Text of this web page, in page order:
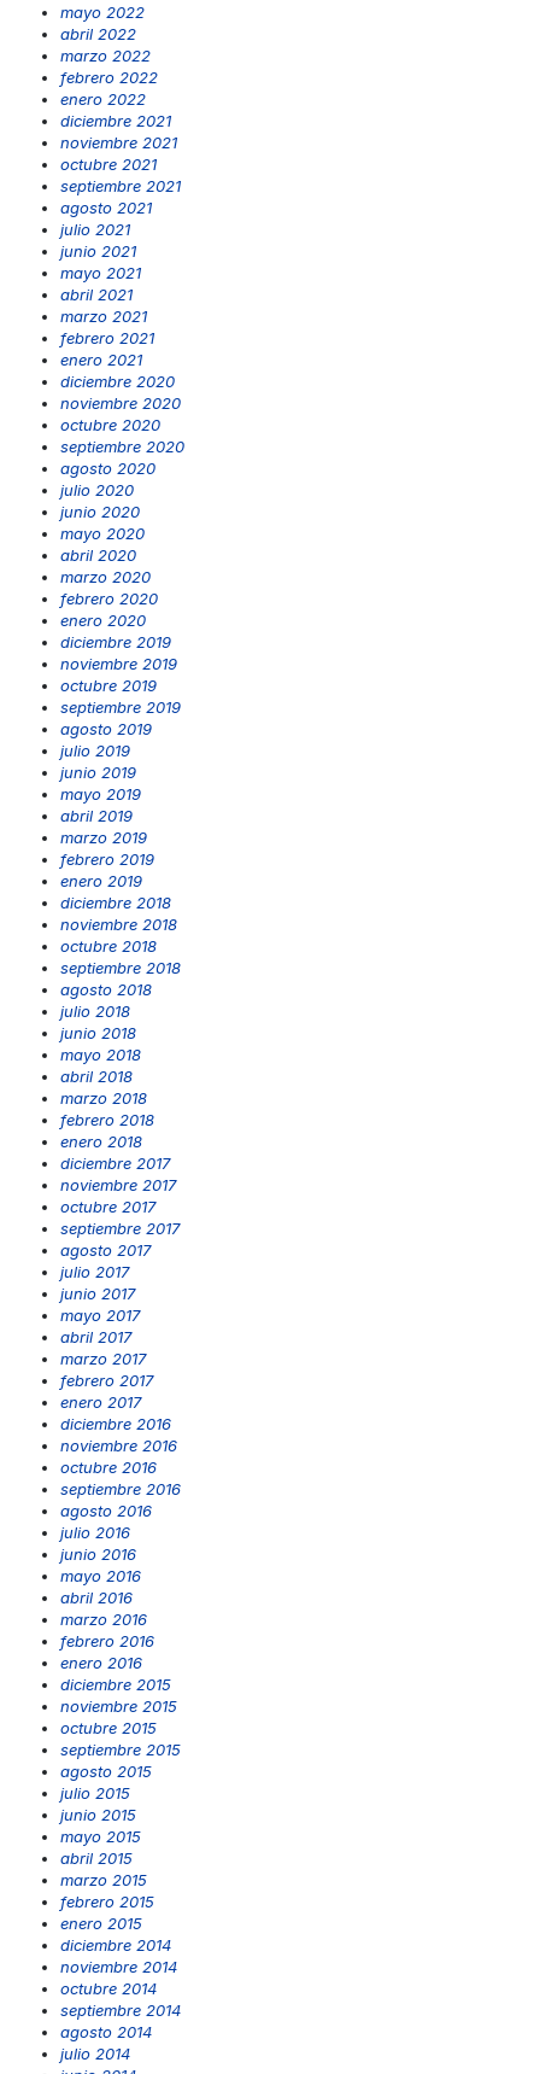
mayo 2022
abril 2022
marzo 2022
febrero 2022
enero 2022
diciembre 2021
noviembre 2021
octubre 2021
septiembre 2021
agosto 2021
julio 2021
junio 2021
mayo 2021
abril 2021
marzo 2021
febrero 2021
enero 2021
diciembre 2020
noviembre 2020
octubre 2020
septiembre 2020
agosto 2020
julio 2020
junio 2020
mayo 2020
abril 2020
marzo 2020
febrero 2020
enero 2020
diciembre 2019
noviembre 2019
octubre 2019
septiembre 2019
agosto 2019
julio 2019
junio 2019
mayo 2019
abril 2019
marzo 2019
febrero 2019
enero 2019
diciembre 2018
noviembre 2018
octubre 2018
septiembre 2018
agosto 2018
julio 2018
junio 2018
mayo 2018
abril 2018
marzo 2018
febrero 2018
enero 2018
diciembre 2017
noviembre 2017
octubre 2017
septiembre 2017
agosto 2017
julio 2017
junio 2017
mayo 2017
abril 2017
marzo 2017
febrero 2017
enero 2017
diciembre 2016
noviembre 2016
octubre 2016
septiembre 2016
agosto 2016
julio 2016
junio 2016
mayo 2016
abril 2016
marzo 2016
febrero 2016
enero 2016
diciembre 2015
noviembre 2015
octubre 2015
septiembre 2015
agosto 2015
julio 2015
junio 2015
mayo 2015
abril 2015
marzo 2015
febrero 2015
enero 2015
diciembre 2014
noviembre 2014
octubre 2014
septiembre 2014
agosto 2014
julio 2014